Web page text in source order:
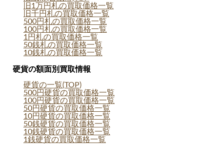
旧1万円札の買取価格一覧
旧千円札の買取価格一覧
500円札の買取価格一覧
100円札の買取価格一覧
1円札の買取価格一覧
50銭札の買取価格一覧
10銭札の買取価格一覧
硬貨の額面別買取情報
硬貨の一覧(TOP)
500円硬貨の買取価格一覧
100円硬貨の買取価格一覧
50円硬貨の買取価格一覧
10円硬貨の買取価格一覧
50銭硬貨の買取価格一覧
10銭硬貨の買取価格一覧
1銭硬貨の買取価格一覧